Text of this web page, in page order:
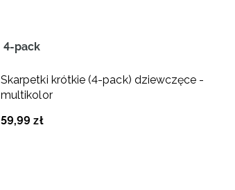
4-pack
Skarpetki krótkie (4-pack) dziewczęce -
multikolor
59,99 zł